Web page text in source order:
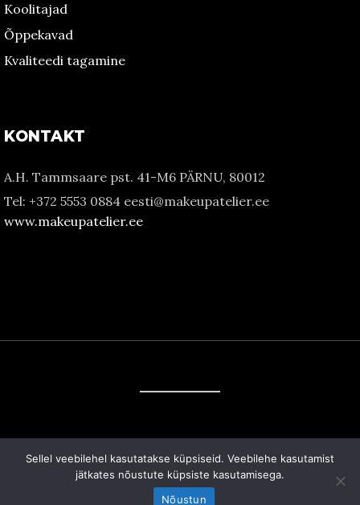
Koolitajad
Õppekavad
Kvaliteedi tagamine
KONTAKT
A.H. Tammsaare pst. 41-M6 PÄRNU, 80012
Tel: +372 5553 0884 eesti@makeupatelier.ee
www.makeupatelier.ee
MAQUILLAGE / Atelier Meigikool OÜ
Sellel veebilehel kasutatakse küpsiseid. Veebilehe kasutamist
jätkates nõustute küpsiste kasutamisega.
Nõustun